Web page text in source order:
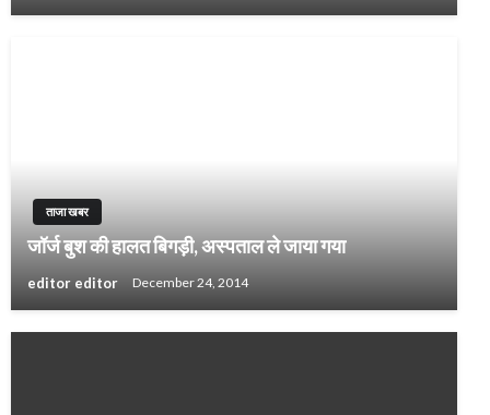
ताजा खबर
जॉर्ज बुश की हालत बिगड़ी, अस्पताल ले जाया गया
editor editor December 24, 2014